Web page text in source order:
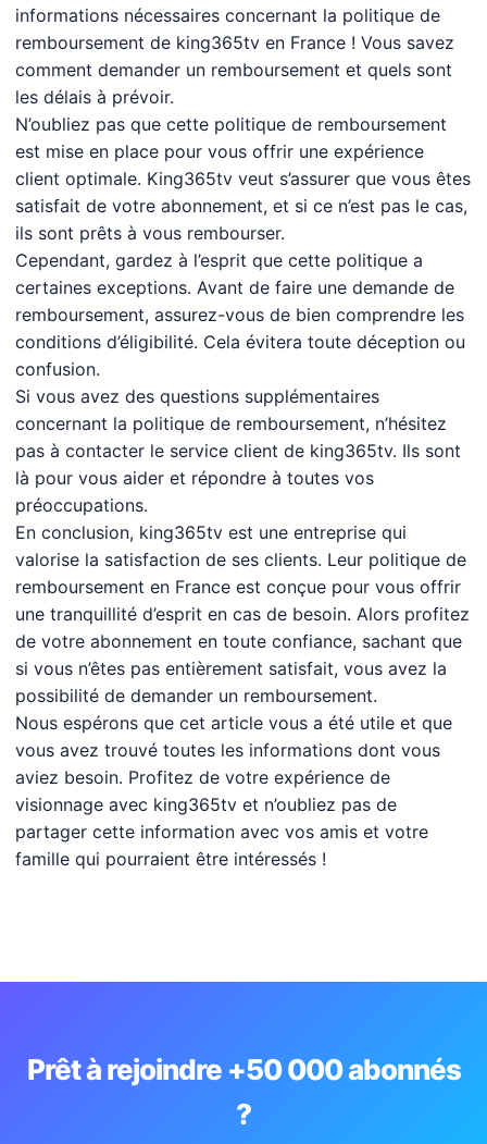
informations nécessaires concernant la politique de
remboursement de king365tv en France ! Vous savez
comment demander un remboursement et quels sont
les délais à prévoir.
N’oubliez pas que cette politique de remboursement
est mise en place pour vous offrir une expérience
client optimale. King365tv veut s’assurer que vous êtes
satisfait de votre abonnement, et si ce n’est pas le cas,
ils sont prêts à vous rembourser.
Cependant, gardez à l’esprit que cette politique a
certaines exceptions. Avant de faire une demande de
remboursement, assurez-vous de bien comprendre les
conditions d’éligibilité. Cela évitera toute déception ou
confusion.
Si vous avez des questions supplémentaires
concernant la politique de remboursement, n’hésitez
pas à contacter le service client de king365tv. Ils sont
là pour vous aider et répondre à toutes vos
préoccupations.
En conclusion, king365tv est une entreprise qui
valorise la satisfaction de ses clients. Leur politique de
remboursement en France est conçue pour vous offrir
une tranquillité d’esprit en cas de besoin. Alors profitez
de votre abonnement en toute confiance, sachant que
si vous n’êtes pas entièrement satisfait, vous avez la
possibilité de demander un remboursement.
Nous espérons que cet article vous a été utile et que
vous avez trouvé toutes les informations dont vous
aviez besoin. Profitez de votre expérience de
visionnage avec king365tv et n’oubliez pas de
partager cette information avec vos amis et votre
famille qui pourraient être intéressés !
Prêt à rejoindre +50 000 abonnés
?